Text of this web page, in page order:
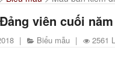
viên cuối
| Biểu mẫu | 2561